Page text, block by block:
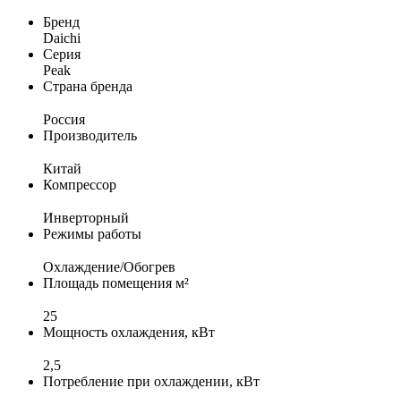
Бренд
Daichi
Серия
Peak
Страна бренда
Россия
Производитель
Китай
Компрессор
Инверторный
Режимы работы
Охлаждение/Обогрев
Площадь помещения м²
25
Мощность охлаждения, кВт
2,5
Потребление при охлаждении, кВт